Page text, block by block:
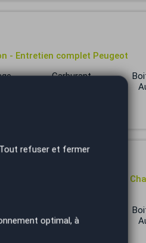
- Entretien complet Peugeot
Carburant
360 * Sièges Massants
ESSENCE
Tout refuser et fermer
optimal, à